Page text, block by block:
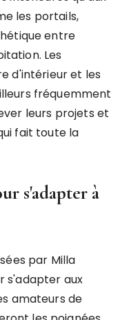
les portails,
entre
Les
d'intérieur et les
fréquemment
leurs projets et
fait toute la
s'adapter à
par Milla
s'adapter aux
amateurs de